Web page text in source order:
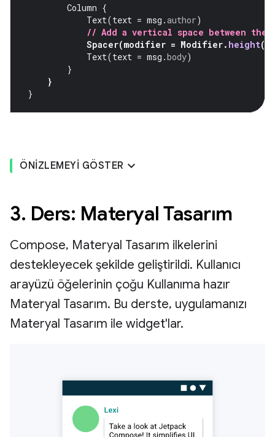
Column {
Text(text = msg .author)
// Add a vertical space between the
Spacer(modifier = Modifier. height(
Text(text = msg .body)
}
}
}
ÖNIZLEMEYI GÖSTER
3. Ders: Materyal Tasarım
Compose, Materyal Tasarım ilkelerini
destekleyecek şekilde geliştirildi. Kullanıcı
arayüzü öğelerinin çoğu Kullanıma hazır
Materyal Tasarım. Bu derste, uygulamanızı
Materyal Tasarım ile widget'lar.